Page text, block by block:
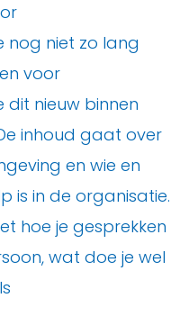
nog niet zo lang
voor
dit nieuw binnen
inhoud gaat over
en wie en
is in de organisatie.
hoe je gesprekken
wat doe je wel